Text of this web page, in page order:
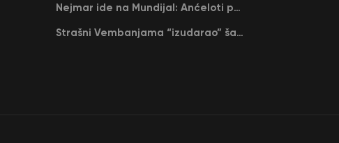
Nejmar ide na Mundijal: Anćeloti pročitao njegovo ime, Brazil u delirijumu (VIDEO)
Strašni Vembanjama “izudarao” šampiona za brejk: San Antonio poveo protiv Oklahome